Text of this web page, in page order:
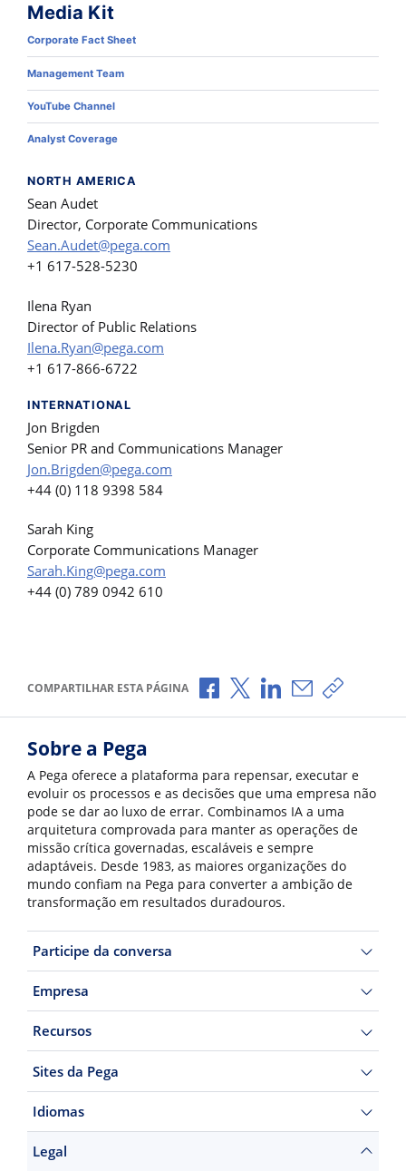
Media Kit
Corporate Fact Sheet
Management Team
YouTube Channel
Analyst Coverage
NORTH AMERICA
Sean Audet
Director, Corporate Communications
Sean.Audet@pega.com
+1 617-528-5230
Ilena Ryan
Director of Public Relations
Ilena.Ryan@pega.com
+1 617-866-6722
INTERNATIONAL
Jon Brigden
Senior PR and Communications Manager
Jon.Brigden@pega.com
+44 (0) 118 9398 584
Sarah King
Corporate Communications Manager
Sarah.King@pega.com
+44 (0) 789 0942 610
COMPARTILHAR ESTA PÁGINA Compartilhar no Facebook
Compartilhar no X
Compartilhar no
Compartilhar
Copiar
Sobre a Pega
A Pega oferece a plataforma para repensar, executar e
evoluir os processos e as decisões que uma empresa não
pode se dar ao luxo de errar. Combinamos IA a uma
arquitetura comprovada para manter as operações de
missão crítica governadas, escaláveis e sempre
adaptáveis. Desde 1983, as maiores organizações do
mundo confiam na Pega para converter a ambição de
transformação em resultados duradouros.
Participe da conversa
Empresa
Recursos
Sites da Pega
Idiomas
Legal